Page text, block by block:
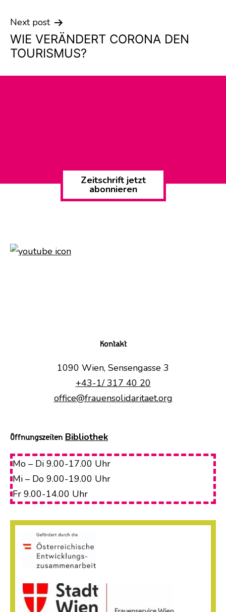
Next post
WIE VERÄNDERT CORONA DEN
TOURISMUS?
Zeitschrift jetzt
abonnieren
Kontakt
1090 Wien, Sensengasse 3
+43-1/ 317 40 20
office@frauensolidaritaet.org
Öffnungszeiten Bibliothek
Mo – Di 9.00-17.00 Uhr
Mi – Do 9.00-19.00 Uhr
Fr 9.00-14.00 Uhr